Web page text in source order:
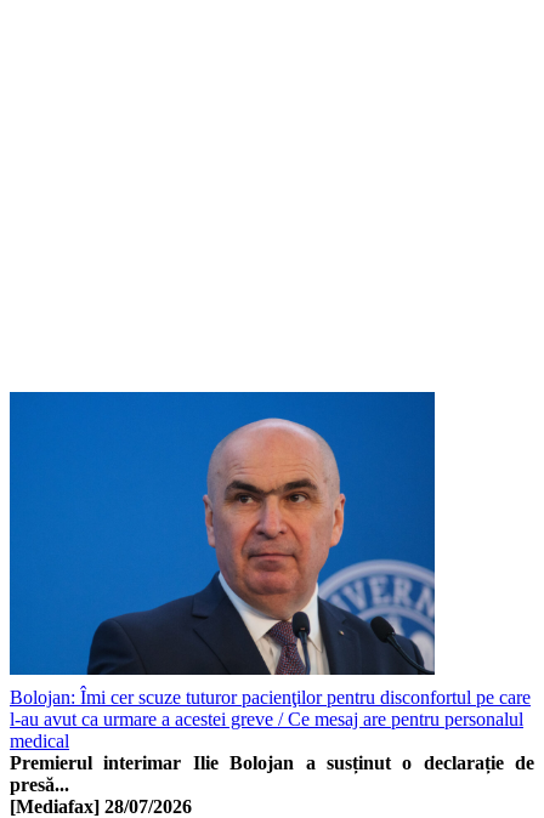
Bolojan: Îmi cer scuze tuturor pacienţilor pentru disconfortul pe care
l-au avut ca urmare a acestei greve / Ce mesaj are pentru personalul
medical
Premierul interimar Ilie Bolojan a susținut o declarație de
presă...
[Mediafax] 28/07/2026